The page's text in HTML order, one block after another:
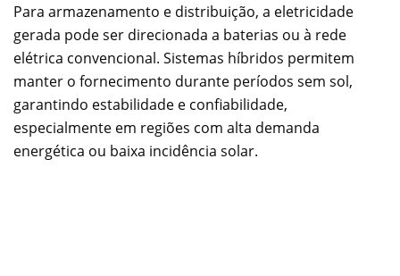
Para armazenamento e distribuição, a eletricidade
gerada pode ser direcionada a baterias ou à rede
elétrica convencional. Sistemas híbridos permitem
manter o fornecimento durante períodos sem sol,
garantindo estabilidade e confiabilidade,
especialmente em regiões com alta demanda
energética ou baixa incidência solar.